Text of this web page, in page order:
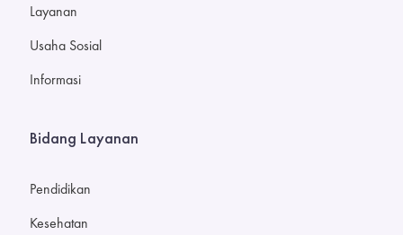
Layanan
Usaha Sosial
Informasi
Bidang Layanan
Pendidikan
Kesehatan